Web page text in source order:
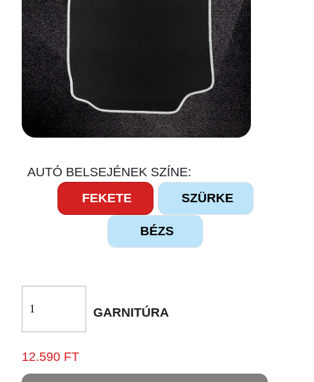
AUTÓ BELSEJÉNEK SZÍNE:
FEKETE
SZÜRKE
BÉZS
GARNITÚRA
12.590 FT